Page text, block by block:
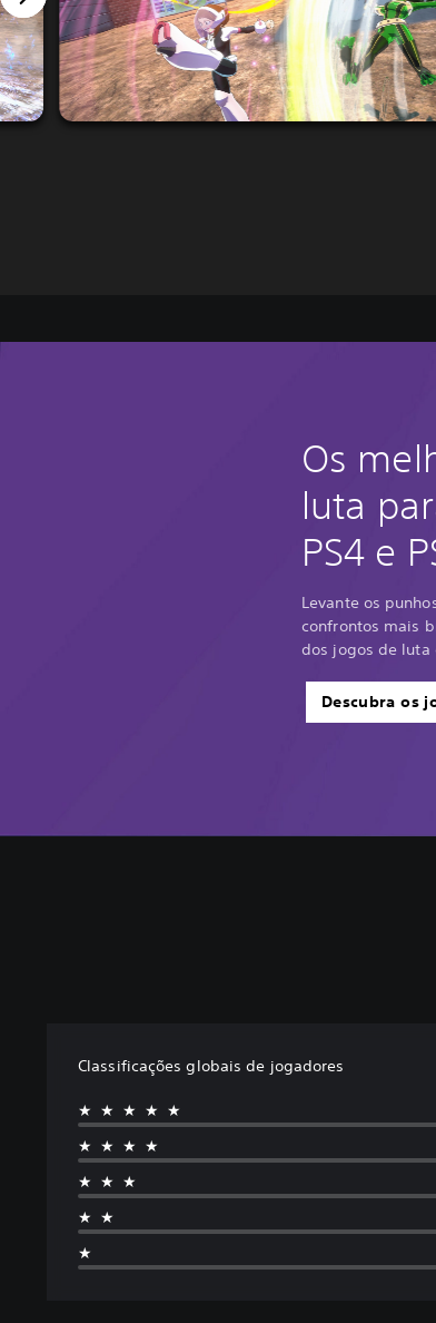
Os
luta
PS4 e
Levante os
confrontos mais
dos jogos de luta
Descubra os
Classificações globais de jogadores
★★★★★
★★★★
★★★
★★
★